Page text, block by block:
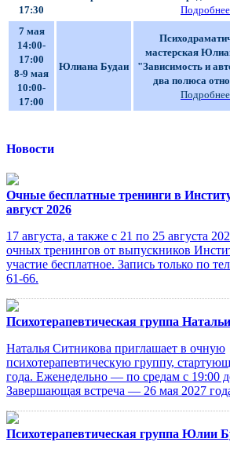
17:30
7 мая
14:00-
17:00
8-9 мая
10:00-
17:00
Юлиана Будаи
мастерская
"Зависимость и
два полюса
Новости
Очные бесплатные тренинги в
август 2026
17 августа, а также с 21 по 25 августа
очных тренингов от выпускников
участие бесплатное. Запись только по
61-66.
Психотерапевтическая группа
Наталья Ситникова приглашает в очную
психотерапевтическую группу,
года. Еженедельно — по средам с 19:00
Завершающая встреча — 26 мая 2027
Психотерапевтическая группа Юлии